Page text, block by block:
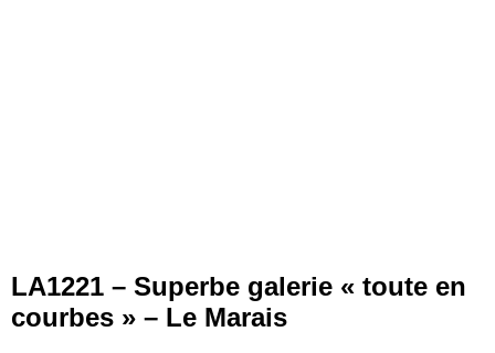
LA1221 – Superbe galerie « toute en
courbes » – Le Marais